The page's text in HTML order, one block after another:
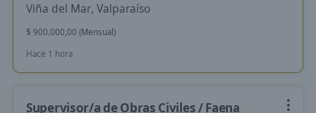
Viña del Mar, Valparaíso
$ 900.000,00 (Mensual)
Hace 1 hora
Supervisor/a de Obras Civiles / Faena